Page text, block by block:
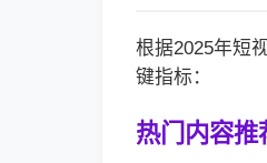
根据2025年短
键指标：
热门内容推